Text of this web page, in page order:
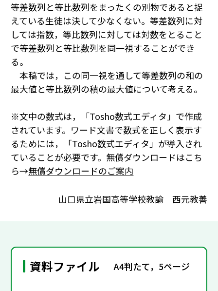
等差数列と等比数列をまったくの別物であると捉
えている生徒は決して少なくない。等差数列に対
しては指数，等比数列に対しては対数をとること
で等差数列と等比数列を同一視することができ
る。
本稿では，この同一視を通して等差数列の和の
最大値と等比数列の積の最大値について考える。
※文中の数式は，「Tosho数式エディタ」で作成
されています。ワード文書で数式を正しく表示す
るためには，「Tosho数式エディタ」が導入され
ていることが必要です。無償ダウンロードはこち
ら→無償ダウンロードのご案内
山口県立岩国高等学校教諭 西元教善
資料ファイル A4判たて，5ページ